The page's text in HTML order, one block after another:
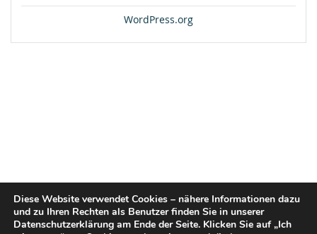
WordPress.org
Diese Website verwendet Cookies – nähere Informationen dazu
und zu Ihren Rechten als Benutzer finden Sie in unserer
Datenschutzerklärung am Ende der Seite. Klicken Sie auf „Ich